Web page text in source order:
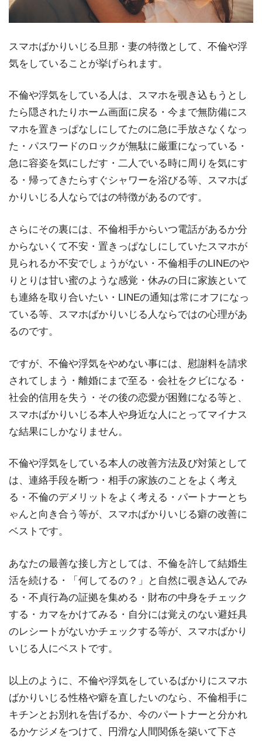
スマホばかりいじる旦那・妻の特徴として、不倫や浮
気をしていることが挙げられます。
不倫や浮気をしている人は、スマホを覗き込もうとし
たら隠されたりホーム画面に戻る・今まで無防備にス
マホを置きっぱなしにしてたのに急に手放さなくなっ
た・パスワードのロックが無駄に厳重になっている・
急に容姿を気にしだす・二人でいる時に周りを気にす
る・帰ってきたらすぐシャワーを浴びる等、スマホば
かりいじる人ならではの特徴があるのです。
さらにその裏には、不倫相手からいつ電話があるか分
からないくて不安・置きっぱなしにしていたスマホが
見られるか不安でしょうがない・不倫相手のLINEのや
りとりは甘い蜜のような感覚・休みの日に家族といて
も連絡を取り合いたい・LINEの通知は常にオフになっ
ている等、スマホばかりいじる人ならではの心理があ
るのです。
ですが、不倫や浮気をやめない事には、慰謝料を請求
されてしまう・離婚にまで至る・会社をクビになる・
社会的信用を失う・その後の恋愛が困難になる等と、
スマホばかりいじる本人や身近な人にとってマイナス
な結果にしかなりません。
不倫や浮気をしている本人の改善方法及び対策として
は、連絡手段を断つ・相手の家族のことをよく考え
る・不倫のデメリットをよく考える・パートナーとち
ゃんと向き合う等が、スマホばかりいじる癖の改善に
ベストです。
あなたの最善な接し方としては、不倫を許して結婚生
活を続ける・「何してるの？」と自然に覗き込んでみ
る・不貞行為の証拠を集める・財布の中身をチェック
する・カマをかけてみる・自分には覚えのない避妊具
のレシートがないかチェックする等が、スマホばかり
いじる人にベストです。
以上のように、不倫や浮気をしているばかりにスマホ
ばかりいじる性格や癖を直したいのなら、不倫相手に
キチンとお別れを告げるか、今のパートナーと分かれ
るかケジメをつけて、円滑な人間関係を築いて下さ